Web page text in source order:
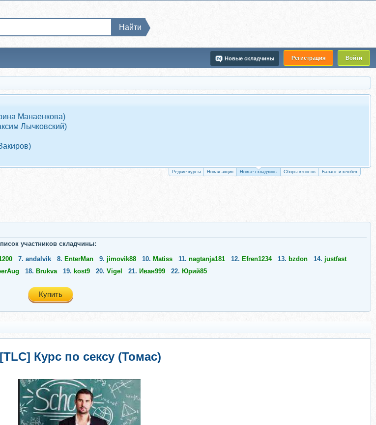
Регистрация Войти
Новые складчины
Найти
Манаенкова)
Лычковский)
Редкие курсы Новая акция Новые складчины Сборы взносов Баланс и кешбек
участников складчины:
7. andalvik 8. EnterMan 9. jimovik88 10. Matiss 11. nagtanja181 12. Efren1234 13. bzdon 14. justfast
18. Brukva 19. kost9 20. Vigel 21. Иван999 22. Юрий85
Купить
[TLC] Курс по сексу (Томас)